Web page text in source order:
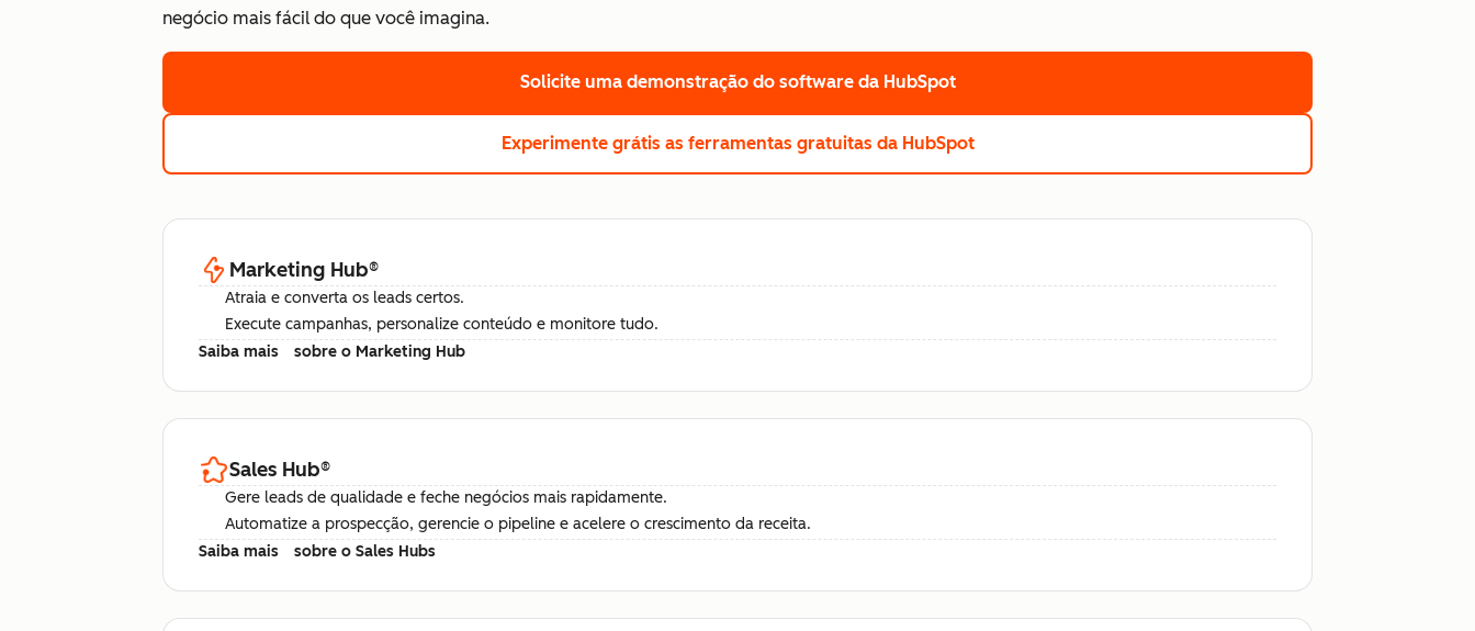
negócio mais fácil do que você imagina.
Solicite uma demonstração do software da HubSpot
Experimente grátis as ferramentas gratuitas da HubSpot
Marketing Hub®
Atraia e converta os leads certos.
Execute campanhas, personalize conteúdo e monitore tudo.
Saiba mais
sobre o Marketing Hub
Sales Hub®
Gere leads de qualidade e feche negócios mais rapidamente.
Automatize a prospecção, gerencie o pipeline e acelere o crescimento da receita.
Saiba mais
sobre o Sales Hubs